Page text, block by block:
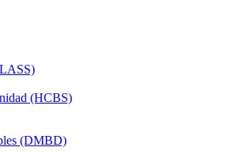
(HCBS)
(DMBD)